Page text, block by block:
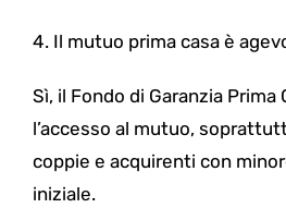
4. Il mutuo prima casa è
Sì, il Fondo di Garanzia Prima
l’accesso al mutuo,
coppie e acquirenti con
iniziale.